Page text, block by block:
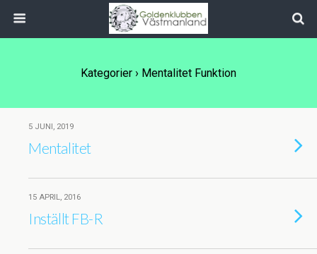
Kategorier › Mentalitet Funktion
5 JUNI, 2019
Mentalitet
15 APRIL, 2016
Inställt FB-R